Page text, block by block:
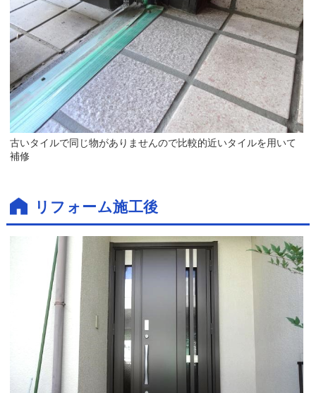
古いタイルで同じ物がありませんので比較的近いタイルを用いて
補修
リフォーム施工後